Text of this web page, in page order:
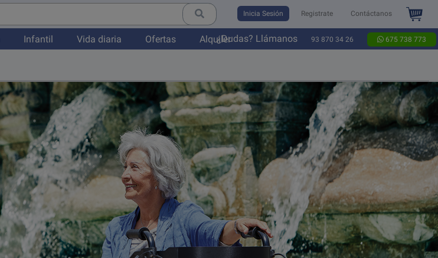
Inicia Sesión Registrate Contáctanos
Infantil Vida diaria Ofertas Alquiler¿Dudas? Llámanos 93 870 34 26 675 738 773